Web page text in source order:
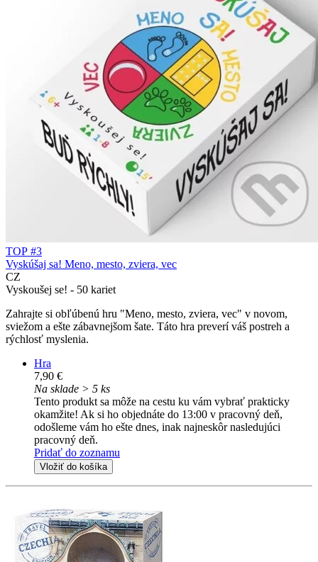
TOP #3
Vyskúšaj sa! Meno, mesto, zviera, vec
CZ
Vyskoušej se! - 50 kariet
Zahrajte si obľúbenú hru "Meno, mesto, zviera, vec" v novom,
sviežom a ešte zábavnejšom šate. Táto hra preverí váš postreh a
rýchlosť myslenia.
Hra
7,90 €
Na sklade > 5 ks
Tento produkt sa môže na cestu ku vám vybrať prakticky
okamžite! Ak si ho objednáte do 13:00 v pracovný deň,
odošleme vám ho ešte dnes, inak najneskôr nasledujúci
pracovný deň.
Pridať do zoznamu
Vložiť do košíka